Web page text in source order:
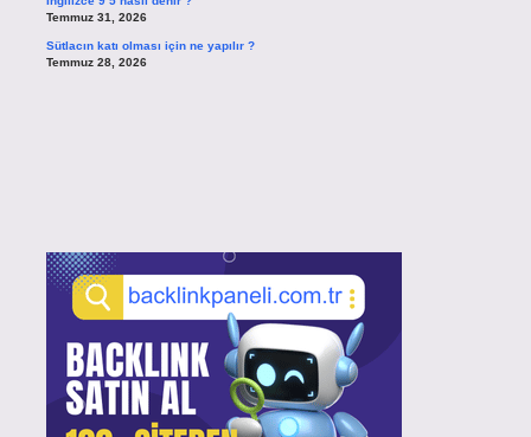
Temmuz 31, 2026
Sütlacın katı olması için ne yapılır ?
Temmuz 28, 2026